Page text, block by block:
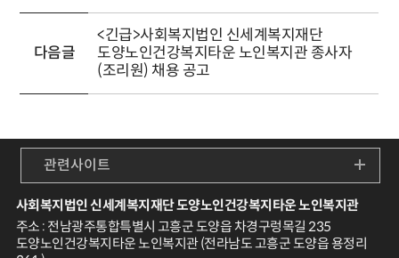
다음글
<긴급>사회복지법인 신세계복지재단
도양노인건강복지타운 노인복지관 종사자
(조리원) 채용 공고
사회복지법인 신세계복지재단 도양노인건강복지타운 노인복지관
주소 : 전남광주통합특별시 고흥군 도양읍 차경구렁목길 235
도양노인건강복지타운 노인복지관 (전라남도 고흥군 도양읍 용정리
관련사이트